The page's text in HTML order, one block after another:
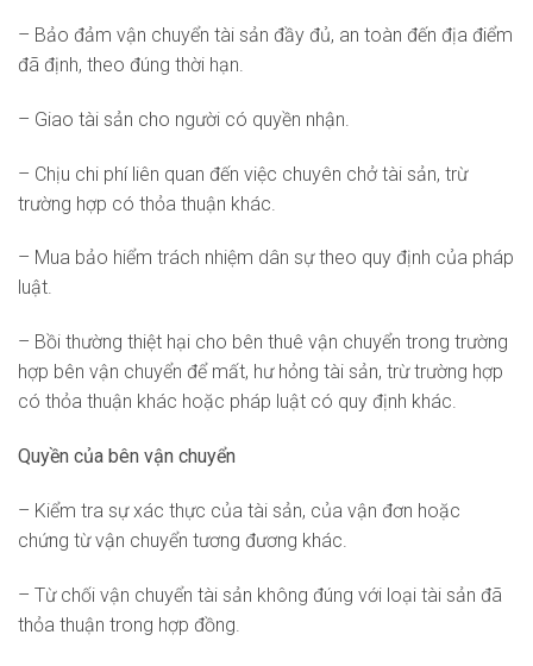
– Bảo đảm vận chuyển tài sản đầy đủ, an toàn đến địa điểm
đã định, theo đúng thời hạn.
– Giao tài sản cho người có quyền nhận.
– Chịu chi phí liên quan đến việc chuyên chở tài sản, trừ
trường hợp có thỏa thuận khác.
– Mua bảo hiểm trách nhiệm dân sự theo quy định của pháp
luật.
– Bồi thường thiệt hại cho bên thuê vận chuyển trong trường
hợp bên vận chuyển để mất, hư hỏng tài sản, trừ trường hợp
có thỏa thuận khác hoặc pháp luật có quy định khác.
Quyền của bên vận chuyển
– Kiểm tra sự xác thực của tài sản, của vận đơn hoặc
chứng từ vận chuyển tương đương khác.
– Từ chối vận chuyển tài sản không đúng với loại tài sản đã
thỏa thuận trong hợp đồng.